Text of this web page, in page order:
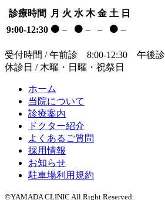
診療時間 月 火 水 木 金 土 日
9:00-12:30 ⚫ – ⚫ – – ⚫ –
受付時間 / 午前診 8:00-12:30 午後
休診日 / 木曜・日曜・祝祭日
ホーム
当院について
診療案内
ドクター紹介
よくあるご質問
採用情報
お知らせ
駐車場利用規約
©YAMADA CLINIC All Right Reserved.